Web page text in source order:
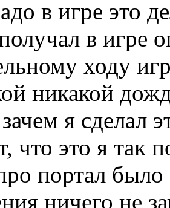
в игре это
в игре
ходу
никакой
я сделал
что это я так
портал
ничего не